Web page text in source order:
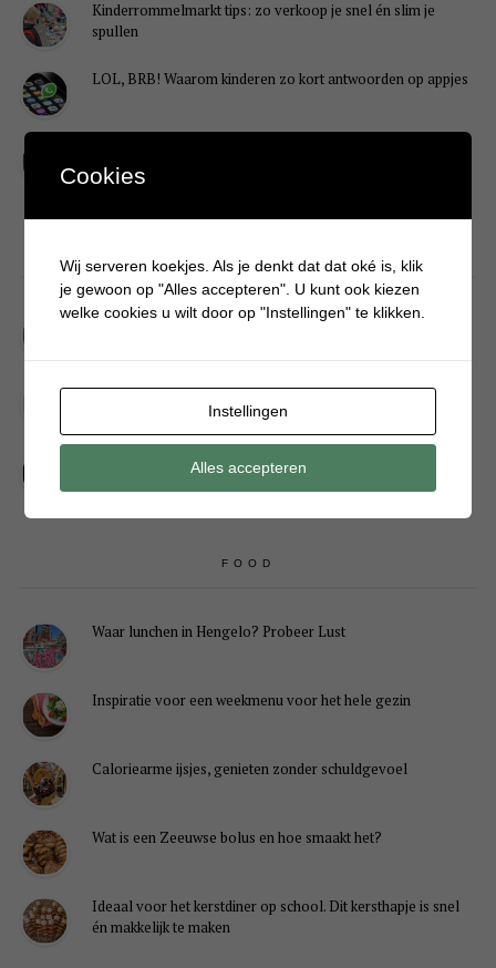
Kinderrommelmarkt tips: zo verkoop je snel én slim je
spullen
LOL, BRB! Waarom kinderen zo kort antwoorden op appjes
Simpele DIY: Maak een geurroos van watten
Kerstengel maken van een houten wasknijper
Sneeuwpopkrans maken om bij de voordeur te hangen
FOOD
Waar lunchen in Hengelo? Probeer Lust
Inspiratie voor een weekmenu voor het hele gezin
Caloriearme ijsjes, genieten zonder schuldgevoel
Wat is een Zeeuwse bolus en hoe smaakt het?
Ideaal voor het kerstdiner op school. Dit kersthapje is snel
én makkelijk te maken
Cookies
Wij serveren koekjes. Als je denkt dat dat oké is, klik
je gewoon op "Alles accepteren". U kunt ook kiezen
welke cookies u wilt door op "Instellingen" te klikken.
Instellingen
Alles accepteren